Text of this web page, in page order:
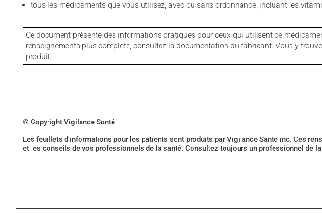
tous les médicaments que vous utilisez, avec ou sans ordonnance, incluant les
Ce document présente des informations pratiques pour ceux qui utilisent ce
renseignements plus complets, consultez la documentation du fabricant. Vous y
produit.
© Copyright Vigilance Santé
Les feuillets d'informations pour les patients sont produits par Vigilance Santé inc. Ces
et les conseils de vos professionnels de la santé. Consultez toujours un professionnel de